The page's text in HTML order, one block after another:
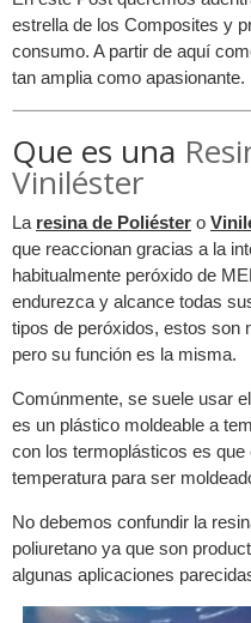
estrella de los Composites y
consumo. A partir de aquí
tan amplia como apasionante.
Que es una
Viniléster
La resina de Poliéster o
que reaccionan gracias a la
habitualmente peróxido de
endurezca y alcance todas
tipos de peróxidos, estos son
pero su función es la misma.
Comúnmente, se suele usar
es un plástico moldeable a
con los termoplásticos es
temperatura para ser
No debemos confundir la
poliuretano ya que son
algunas aplicaciones